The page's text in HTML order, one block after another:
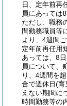
日、定年前再
員にあっては
ただし、職務
間勤務職員等
より、4週間
定年前再任用
あっては、8
員について、
り、4週間を
合で週休日(育
えない期間に
時間勤務等の